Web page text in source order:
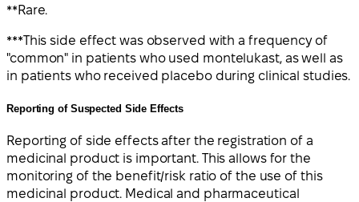
**Rare.
***This side effect was observed with a frequency of
"common" in patients who used montelukast, as well as
in patients who received placebo during clinical studies.
Reporting of Suspected Side Effects
Reporting of side effects after the registration of a
medicinal product is important. This allows for the
monitoring of the benefit/risk ratio of the use of this
medicinal product. Medical and pharmaceutical